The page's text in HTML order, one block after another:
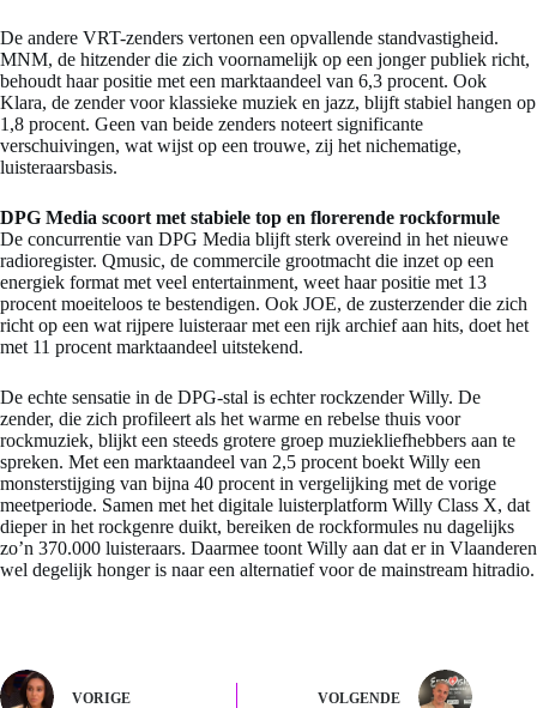
De andere VRT-zenders vertonen een opvallende standvastigheid.
MNM, de hitzender die zich voornamelijk op een jonger publiek richt,
behoudt haar positie met een marktaandeel van 6,3 procent. Ook
Klara, de zender voor klassieke muziek en jazz, blijft stabiel hangen op
1,8 procent. Geen van beide zenders noteert significante
verschuivingen, wat wijst op een trouwe, zij het nichematige,
luisteraarsbasis.
DPG Media scoort met stabiele top en florerende rockformule
De concurrentie van DPG Media blijft sterk overeind in het nieuwe
radioregister. Qmusic, de commercile grootmacht die inzet op een
energiek format met veel entertainment, weet haar positie met 13
procent moeiteloos te bestendigen. Ook JOE, de zusterzender die zich
richt op een wat rijpere luisteraar met een rijk archief aan hits, doet het
met 11 procent marktaandeel uitstekend.
De echte sensatie in de DPG-stal is echter rockzender Willy. De
zender, die zich profileert als het warme en rebelse thuis voor
rockmuziek, blijkt een steeds grotere groep muziekliefhebbers aan te
spreken. Met een marktaandeel van 2,5 procent boekt Willy een
monsterstijging van bijna 40 procent in vergelijking met de vorige
meetperiode. Samen met het digitale luisterplatform Willy Class X, dat
dieper in het rockgenre duikt, bereiken de rockformules nu dagelijks
zo’n 370.000 luisteraars. Daarmee toont Willy aan dat er in Vlaanderen
wel degelijk honger is naar een alternatief voor de mainstream hitradio.
VORIGE VOLGENDE